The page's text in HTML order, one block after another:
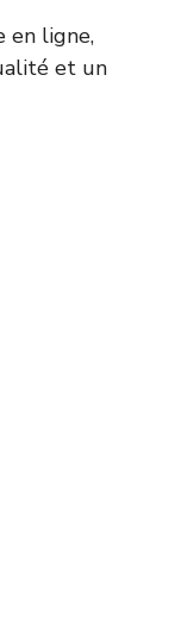
en ligne,
et un